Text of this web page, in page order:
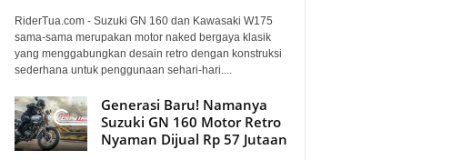
RiderTua.com - Suzuki GN 160 dan Kawasaki W175
sama-sama merupakan motor naked bergaya klasik
yang menggabungkan desain retro dengan konstruksi
sederhana untuk penggunaan sehari-hari....
Generasi Baru! Namanya
Suzuki GN 160 Motor Retro
Nyaman Dijual Rp 57 Jutaan